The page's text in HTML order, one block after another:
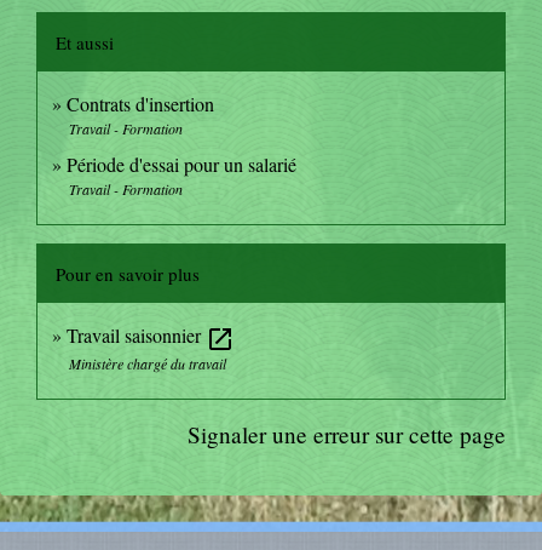
Et aussi
Contrats d'insertion
Travail - Formation
Période d'essai pour un salarié
Travail - Formation
Pour en savoir plus
Travail saisonnier open_in_new
Ministère chargé du travail
Signaler une erreur sur cette page